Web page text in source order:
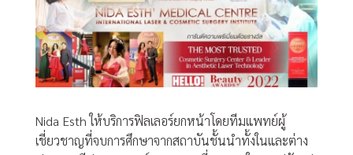
Nida Esth ให้บริการฟิลเลอร์ยกหน้าโดยทีมแพทย์ผู้
เชี่ยวชาญที่จบการศึกษาจากสถาบันชั้นนำทั้งในและต่าง